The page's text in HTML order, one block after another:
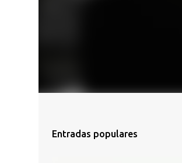
Entradas populares